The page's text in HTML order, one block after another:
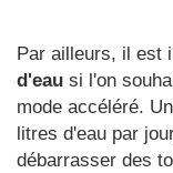
Par ailleurs, il est
d'eau si l'on
mode accéléré.
litres d'eau par
débarrasser des